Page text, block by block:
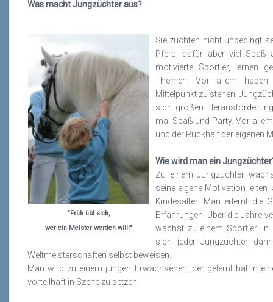
Was macht Jungzüchter aus?
"Früh übt sich,
wer ein Meister werden will!"
Sie züchten nicht unbedingt
Pferd, dafür aber viel Spaß
motivierte Sportler, lernen
Themen. Vor allem
Mittelpunkt zu stehen.
sich großen
mal Spaß und Party. Vor
und der Rückhalt der eigenen
Wie wird man ein
Zu einem Jungzüchter
seine eigene Motivation
Kindesalter. Man erlernt die
Erfahrungen. Über die Jahre
wächst zu einem Sportler. In
sich jeder Jungzüchter
Weltmeisterschaften selbst beweisen.
Man wird zu einem jungen Erwachsenen, der gelernt hat in
vorteilhaft in Szene zu setzen.